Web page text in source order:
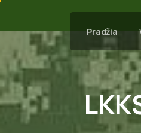
Pradžia